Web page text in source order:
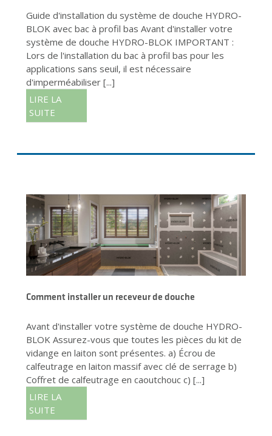
Guide d'installation du système de douche HYDRO-
BLOK avec bac à profil bas Avant d'installer votre
système de douche HYDRO-BLOK IMPORTANT :
Lors de l'installation du bac à profil bas pour les
applications sans seuil, il est nécessaire
d'imperméabiliser [...]
LIRE LA
SUITE
Comment installer un receveur de douche
Avant d'installer votre système de douche HYDRO-
BLOK Assurez-vous que toutes les pièces du kit de
vidange en laiton sont présentes. a) Écrou de
calfeutrage en laiton massif avec clé de serrage b)
Coffret de calfeutrage en caoutchouc c) [...]
LIRE LA
SUITE